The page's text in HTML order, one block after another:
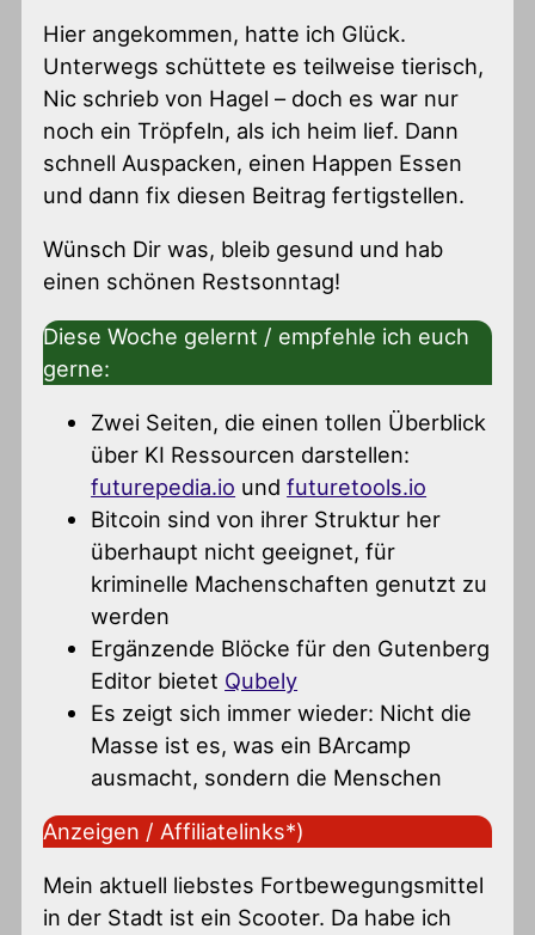
Hier angekommen, hatte ich Glück.
Unterwegs schüttete es teilweise tierisch,
Nic schrieb von Hagel – doch es war nur
noch ein Tröpfeln, als ich heim lief. Dann
schnell Auspacken, einen Happen Essen
und dann fix diesen Beitrag fertigstellen.
Wünsch Dir was, bleib gesund und hab
einen schönen Restsonntag!
Diese Woche gelernt / empfehle ich euch
gerne:
Zwei Seiten, die einen tollen Überblick
über KI Ressourcen darstellen:
futurepedia.io undfuturetools.io
Bitcoin sind von ihrer Struktur her
überhaupt nicht geeignet, für
kriminelle Machenschaften genutzt zu
werden
Ergänzende Blöcke für den Gutenberg
Editor bietet Qubely
Es zeigt sich immer wieder: Nicht die
Masse ist es, was ein BArcamp
ausmacht, sondern die Menschen
Anzeigen / Affiliatelinks*)
Mein aktuell liebstes Fortbewegungsmittel
in der Stadt ist ein Scooter. Da habe ich